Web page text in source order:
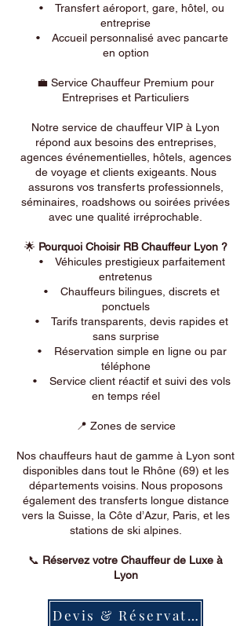
• Transfert aéroport, gare, hôtel, ou
entreprise
• Accueil personnalisé avec pancarte
en option
💼 Service Chauffeur Premium pour
Entreprises et Particuliers
Notre service de chauffeur VIP à Lyon
répond aux besoins des entreprises,
agences événementielles, hôtels, agences
de voyage et clients exigeants. Nous
assurons vos transferts professionnels,
séminaires, roadshows ou soirées privées
avec une qualité irréprochable.
🌟 Pourquoi Choisir RB Chauffeur Lyon ?
• Véhicules prestigieux parfaitement
entretenus
• Chauffeurs bilingues, discrets et
ponctuels
• Tarifs transparents, devis rapides et
sans surprise
• Réservation simple en ligne ou par
téléphone
• Service client réactif et suivi des vols
en temps réel
📍 Zones de service
Nos chauffeurs haut de gamme à Lyon sont
disponibles dans tout le Rhône (69) et les
départements voisins. Nous proposons
également des transferts longue distance
vers la Suisse, la Côte d’Azur, Paris, et les
stations de ski alpines.
📞 Réservez votre Chauffeur de Luxe à
Lyon
Devis & Réservation